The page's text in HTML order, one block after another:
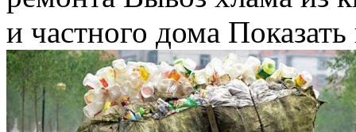
и частного дома